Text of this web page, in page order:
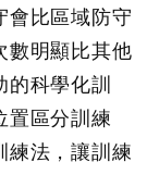
會比區域防守
數明顯比其他
的科學化訓
置區分訓練
練法，讓訓練